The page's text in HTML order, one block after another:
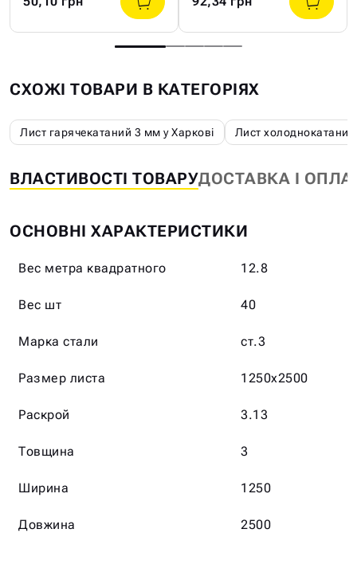
СХОЖІ ТОВАРИ В КАТЕГОРІЯХ
Лист гарячекатаний 3 мм у Харкові Лист
ВЛАСТИВОСТІ ТОВАРУДОСТАВКА І
ОСНОВНІ ХАРАКТЕРИСТИКИ
Вес метра квадратного 12.8
Вес шт 40
Марка стали ст.3
Размер листа 1250х2500
Раскрой 3.13
Товщина 3
Ширина 1250
Довжина 2500